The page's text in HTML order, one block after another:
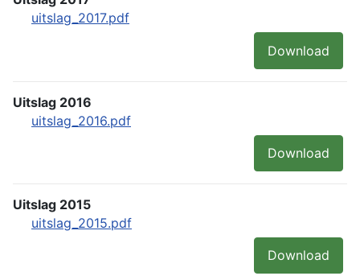
uitslag_2017.pdf
Download
Uitslag 2016
uitslag_2016.pdf
Download
Uitslag 2015
uitslag_2015.pdf
Download